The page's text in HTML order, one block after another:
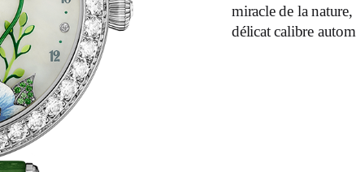
miracle de la
délicat calibre